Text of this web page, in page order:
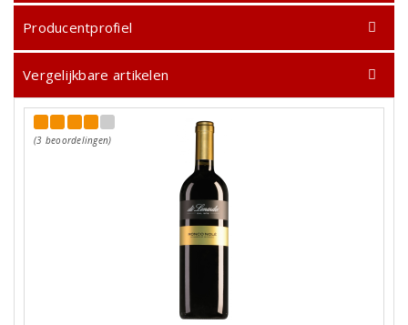
Producentprofiel
Vergelijkbare artikelen
(3 beoordelingen)